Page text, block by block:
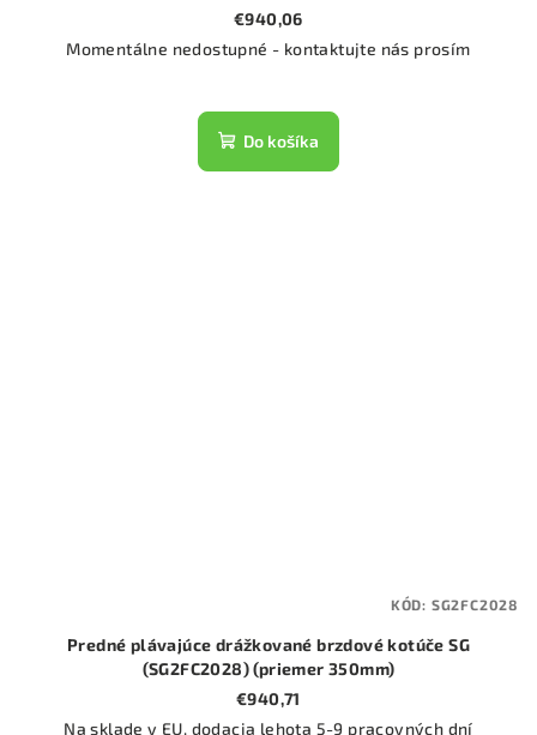
€940,06
Momentálne nedostupné - kontaktujte nás prosím
Do košíka
Predné plávajúce drážkované brzdové kotúče SG
(SG2FC2028) (priemer 350mm)
€940,71
Na sklade v EU, dodacia lehota 5-9 pracovných dní
KÓD: SG2FC2028